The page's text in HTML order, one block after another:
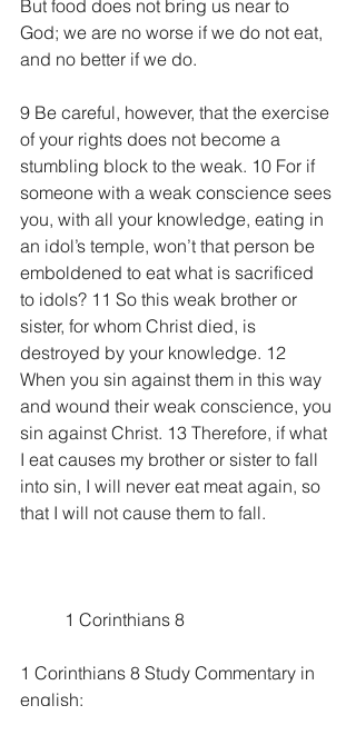
But food does not bring us near to
God; we are no worse if we do not eat,
and no better if we do.
9 Be careful, however, that the exercise
of your rights does not become a
stumbling block to the weak. 10 For if
someone with a weak conscience sees
you, with all your knowledge, eating in
an idol’s temple, won’t that person be
emboldened to eat what is sacrificed
to idols? 11 So this weak brother or
sister, for whom Christ died, is
destroyed by your knowledge. 12
When you sin against them in this way
and wound their weak conscience, you
sin against Christ. 13 Therefore, if what
I eat causes my brother or sister to fall
into sin, I will never eat meat again, so
that I will not cause them to fall.
	1 Corinthians 8
1 Corinthians 8 Study Commentary in
english: